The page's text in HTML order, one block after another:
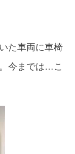
た車両に車椅
今までは…こ